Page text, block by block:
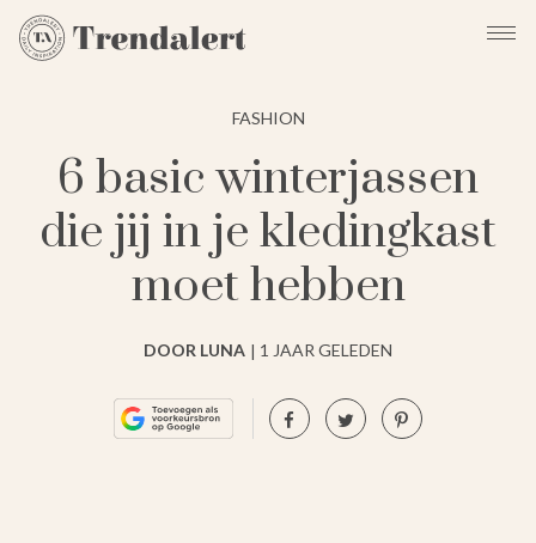
FASHION
6 basic winterjassen
die jij in je kledingkast
moet hebben
DOOR LUNA 1 JAAR GELEDEN